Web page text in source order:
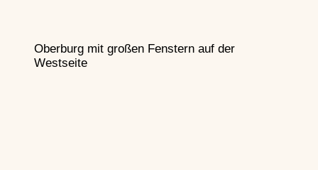
Oberburg mit großen Fenstern auf der
Westseite